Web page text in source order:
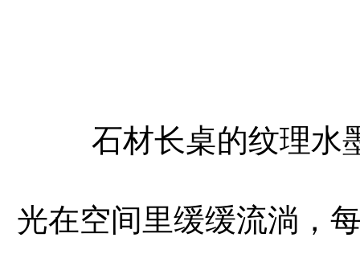
石材长桌的纹理水
光在空间里缓缓流淌，